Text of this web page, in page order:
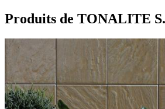
Produits de TONALITE